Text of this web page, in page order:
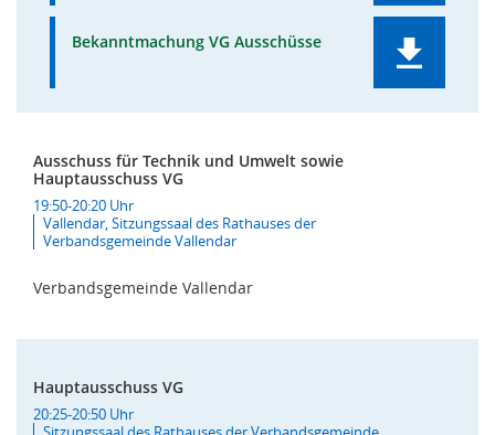
Bekanntmachung VG Ausschüsse
Ausschuss für Technik und Umwelt sowie
Hauptausschuss VG
19:50-20:20 Uhr
Vallendar, Sitzungssaal des Rathauses der
Verbandsgemeinde Vallendar
Verbandsgemeinde Vallendar
Hauptausschuss VG
20:25-20:50 Uhr